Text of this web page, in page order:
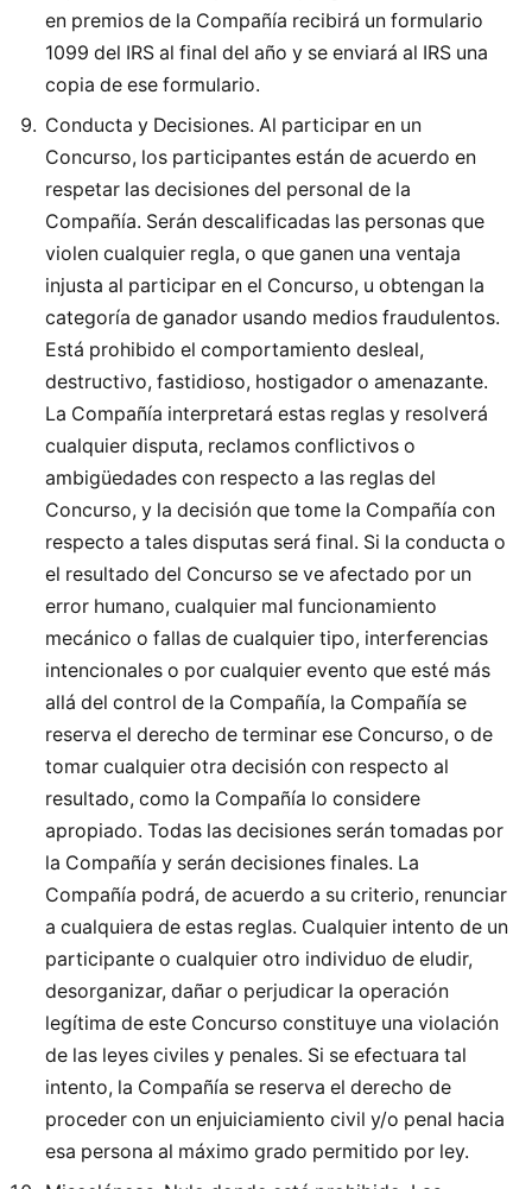
en premios de la Compañía recibirá un formulario
1099 del IRS al final del año y se enviará al IRS una
copia de ese formulario.
Conducta y Decisiones. Al participar en un
Concurso, los participantes están de acuerdo en
respetar las decisiones del personal de la
Compañía. Serán descalificadas las personas que
violen cualquier regla, o que ganen una ventaja
injusta al participar en el Concurso, u obtengan la
categoría de ganador usando medios fraudulentos.
Está prohibido el comportamiento desleal,
destructivo, fastidioso, hostigador o amenazante.
La Compañía interpretará estas reglas y resolverá
cualquier disputa, reclamos conflictivos o
ambigüedades con respecto a las reglas del
Concurso, y la decisión que tome la Compañía con
respecto a tales disputas será final. Si la conducta o
el resultado del Concurso se ve afectado por un
error humano, cualquier mal funcionamiento
mecánico o fallas de cualquier tipo, interferencias
intencionales o por cualquier evento que esté más
allá del control de la Compañía, la Compañía se
reserva el derecho de terminar ese Concurso, o de
tomar cualquier otra decisión con respecto al
resultado, como la Compañía lo considere
apropiado. Todas las decisiones serán tomadas por
la Compañía y serán decisiones finales. La
Compañía podrá, de acuerdo a su criterio, renunciar
a cualquiera de estas reglas. Cualquier intento de un
participante o cualquier otro individuo de eludir,
desorganizar, dañar o perjudicar la operación
legítima de este Concurso constituye una violación
de las leyes civiles y penales. Si se efectuara tal
intento, la Compañía se reserva el derecho de
proceder con un enjuiciamiento civil y/o penal hacia
esa persona al máximo grado permitido por ley.